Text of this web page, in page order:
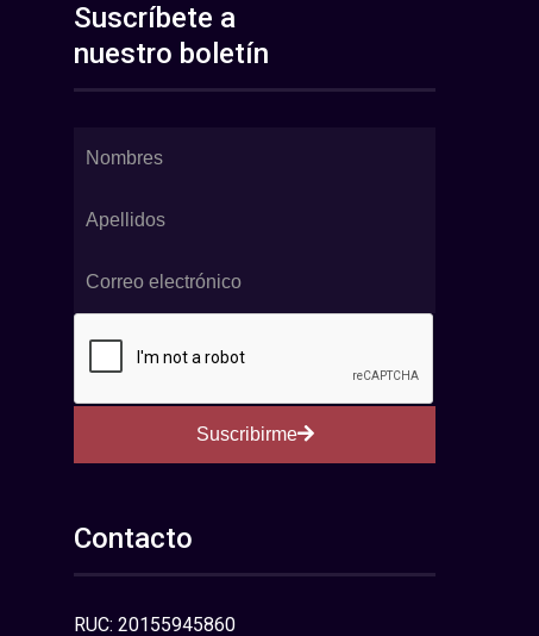
Suscríbete a
nuestro boletín
Suscribirme
Contacto
RUC: 20155945860